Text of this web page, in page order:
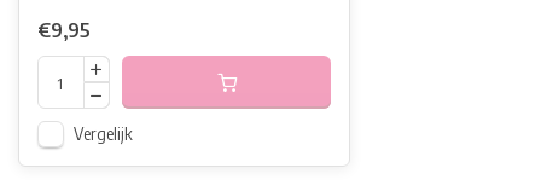
€9,95
Vergelijk